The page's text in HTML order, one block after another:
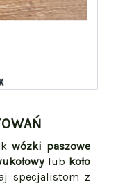
wózki paszowe
lub koło
specjalistom z